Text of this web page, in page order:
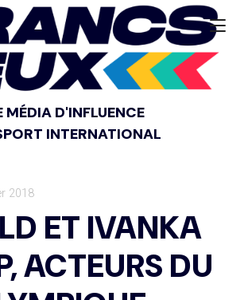
MÉDIA D'INFLUENCE
INTERNATIONAL
2018
ET IVANKA
ACTEURS DU